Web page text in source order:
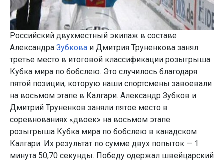
Российский двухместный экипаж в составе
Александра Зубкова и Дмитрия Труненкова занял
третье место в итоговой классификации розыгрыша
Кубка мира по бобслею. Это случилось благодаря
пятой позиции, которую наши спортсмены завоевали
на восьмом этапе в Калгари. Александр Зубков и
Дмитрий Труненков заняли пятое место в
соревнованиях «двоек» на восьмом этапе
розыгрыша Кубка мира по бобслею в канадском
Калгари. Их результат по сумме двух попыток — 1
минута 50,70 секунды. Победу одержал швейцарский